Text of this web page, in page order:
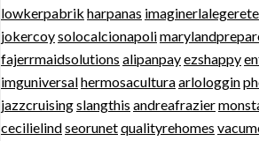
lowkerpabrik harpanas imaginerlalegerete
jokercoysolocalcionapoli
fajerrmaidsolutions alipanpayezshappy
imguniversalhermosaculturaarlologgin
jazzcruisingslangthis andreafrazier
cecilielindseorunetqualityrehomes